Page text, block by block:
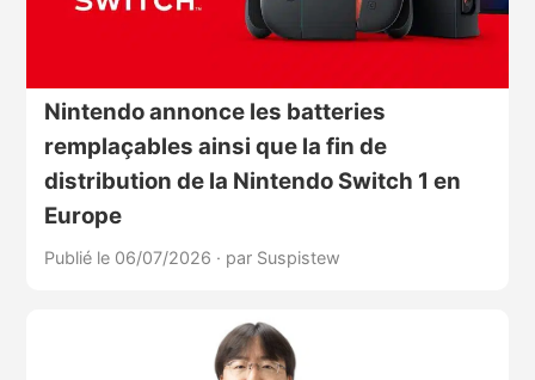
Nintendo annonce les batteries
remplaçables ainsi que la fin de
distribution de la Nintendo Switch 1 en
Europe
Publié le 06/07/2026 · par Suspistew